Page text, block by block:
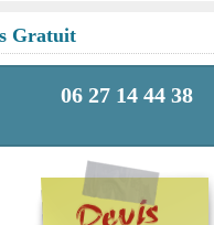
Gratuit
06 27 14 44 38